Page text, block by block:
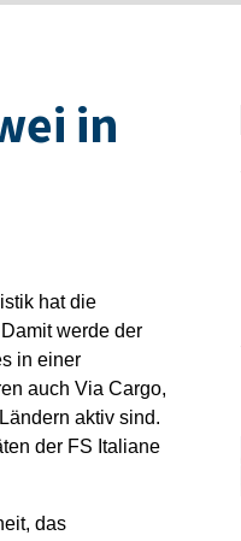
in
hat die
werde der
in einer
auch Via Cargo,
aktiv sind.
der FS Italiane
das